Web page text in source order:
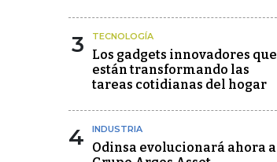
3 TECNOLOGÍA
Los gadgets innovadores que
están transformando las
tareas cotidianas del hogar
4 INDUSTRIA
Odinsa evolucionará ahora a